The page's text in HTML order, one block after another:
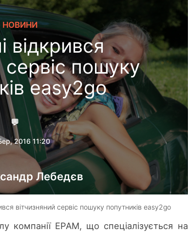
НОВИНИ
відкрився
сервіс пошуку
easy2go
💬
2016 11:20
Лебедєв
вітчизняний сервіс пошуку попутників easy2go
компанії EPAM, що спеціалізується на